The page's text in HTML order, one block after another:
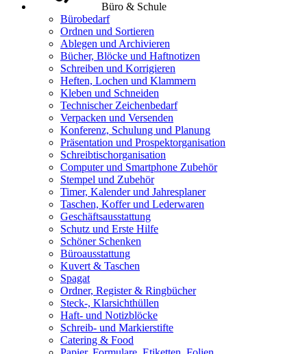
Büro & Schule
Bürobedarf
Ordnen und Sortieren
Ablegen und Archivieren
Bücher, Blöcke und Haftnotizen
Schreiben und Korrigieren
Heften, Lochen und Klammern
Kleben und Schneiden
Technischer Zeichenbedarf
Verpacken und Versenden
Konferenz, Schulung und Planung
Präsentation und Prospektorganisation
Schreibtischorganisation
Computer und Smartphone Zubehör
Stempel und Zubehör
Timer, Kalender und Jahresplaner
Taschen, Koffer und Lederwaren
Geschäftsausstattung
Schutz und Erste Hilfe
Schöner Schenken
Büroausstattung
Kuvert & Taschen
Spagat
Ordner, Register & Ringbücher
Steck-, Klarsichthüllen
Haft- und Notizblöcke
Schreib- und Markierstifte
Catering & Food